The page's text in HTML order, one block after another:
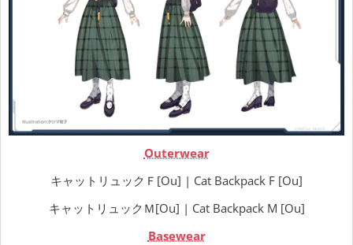
Outerwear
キャットリュックＦ[Ou] | Cat Backpack F [Ou]
キャットリュックＭ[Ou] | Cat Backpack M [Ou]
Basewear